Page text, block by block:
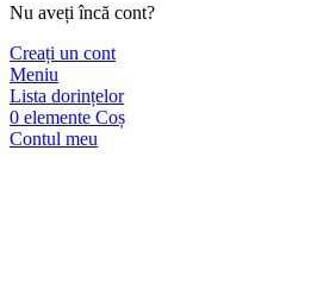
Nu aveți încă cont?
Creați un cont
Meniu
Lista dorințelor
0 elemente Coș
Contul meu